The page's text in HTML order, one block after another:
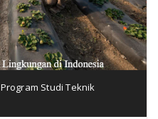
Program Studi Teknik